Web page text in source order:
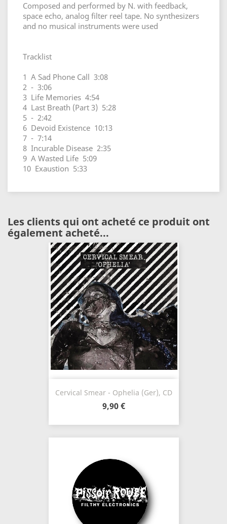
Composed and performed by N. with feedback,
space echo, analog filter reel tape. No synthesizers
and no musical instruments were used
Tracklist
1 A Sad Phone Call 3:08
2 - 3:06
3 Life Memories 4:54
4 Last Breath (Part 3) 5:28
5 - 2:42
6 Devoid Existence 10:13
7 - 7:14
8 Incurable Disease 2:35
9 A Wasted Life 5:09
10 Exaustion 5:33
Les clients qui ont acheté ce produit ont
également acheté...
Cervical Smear - Ophelia (Ger), CD
9,90 €